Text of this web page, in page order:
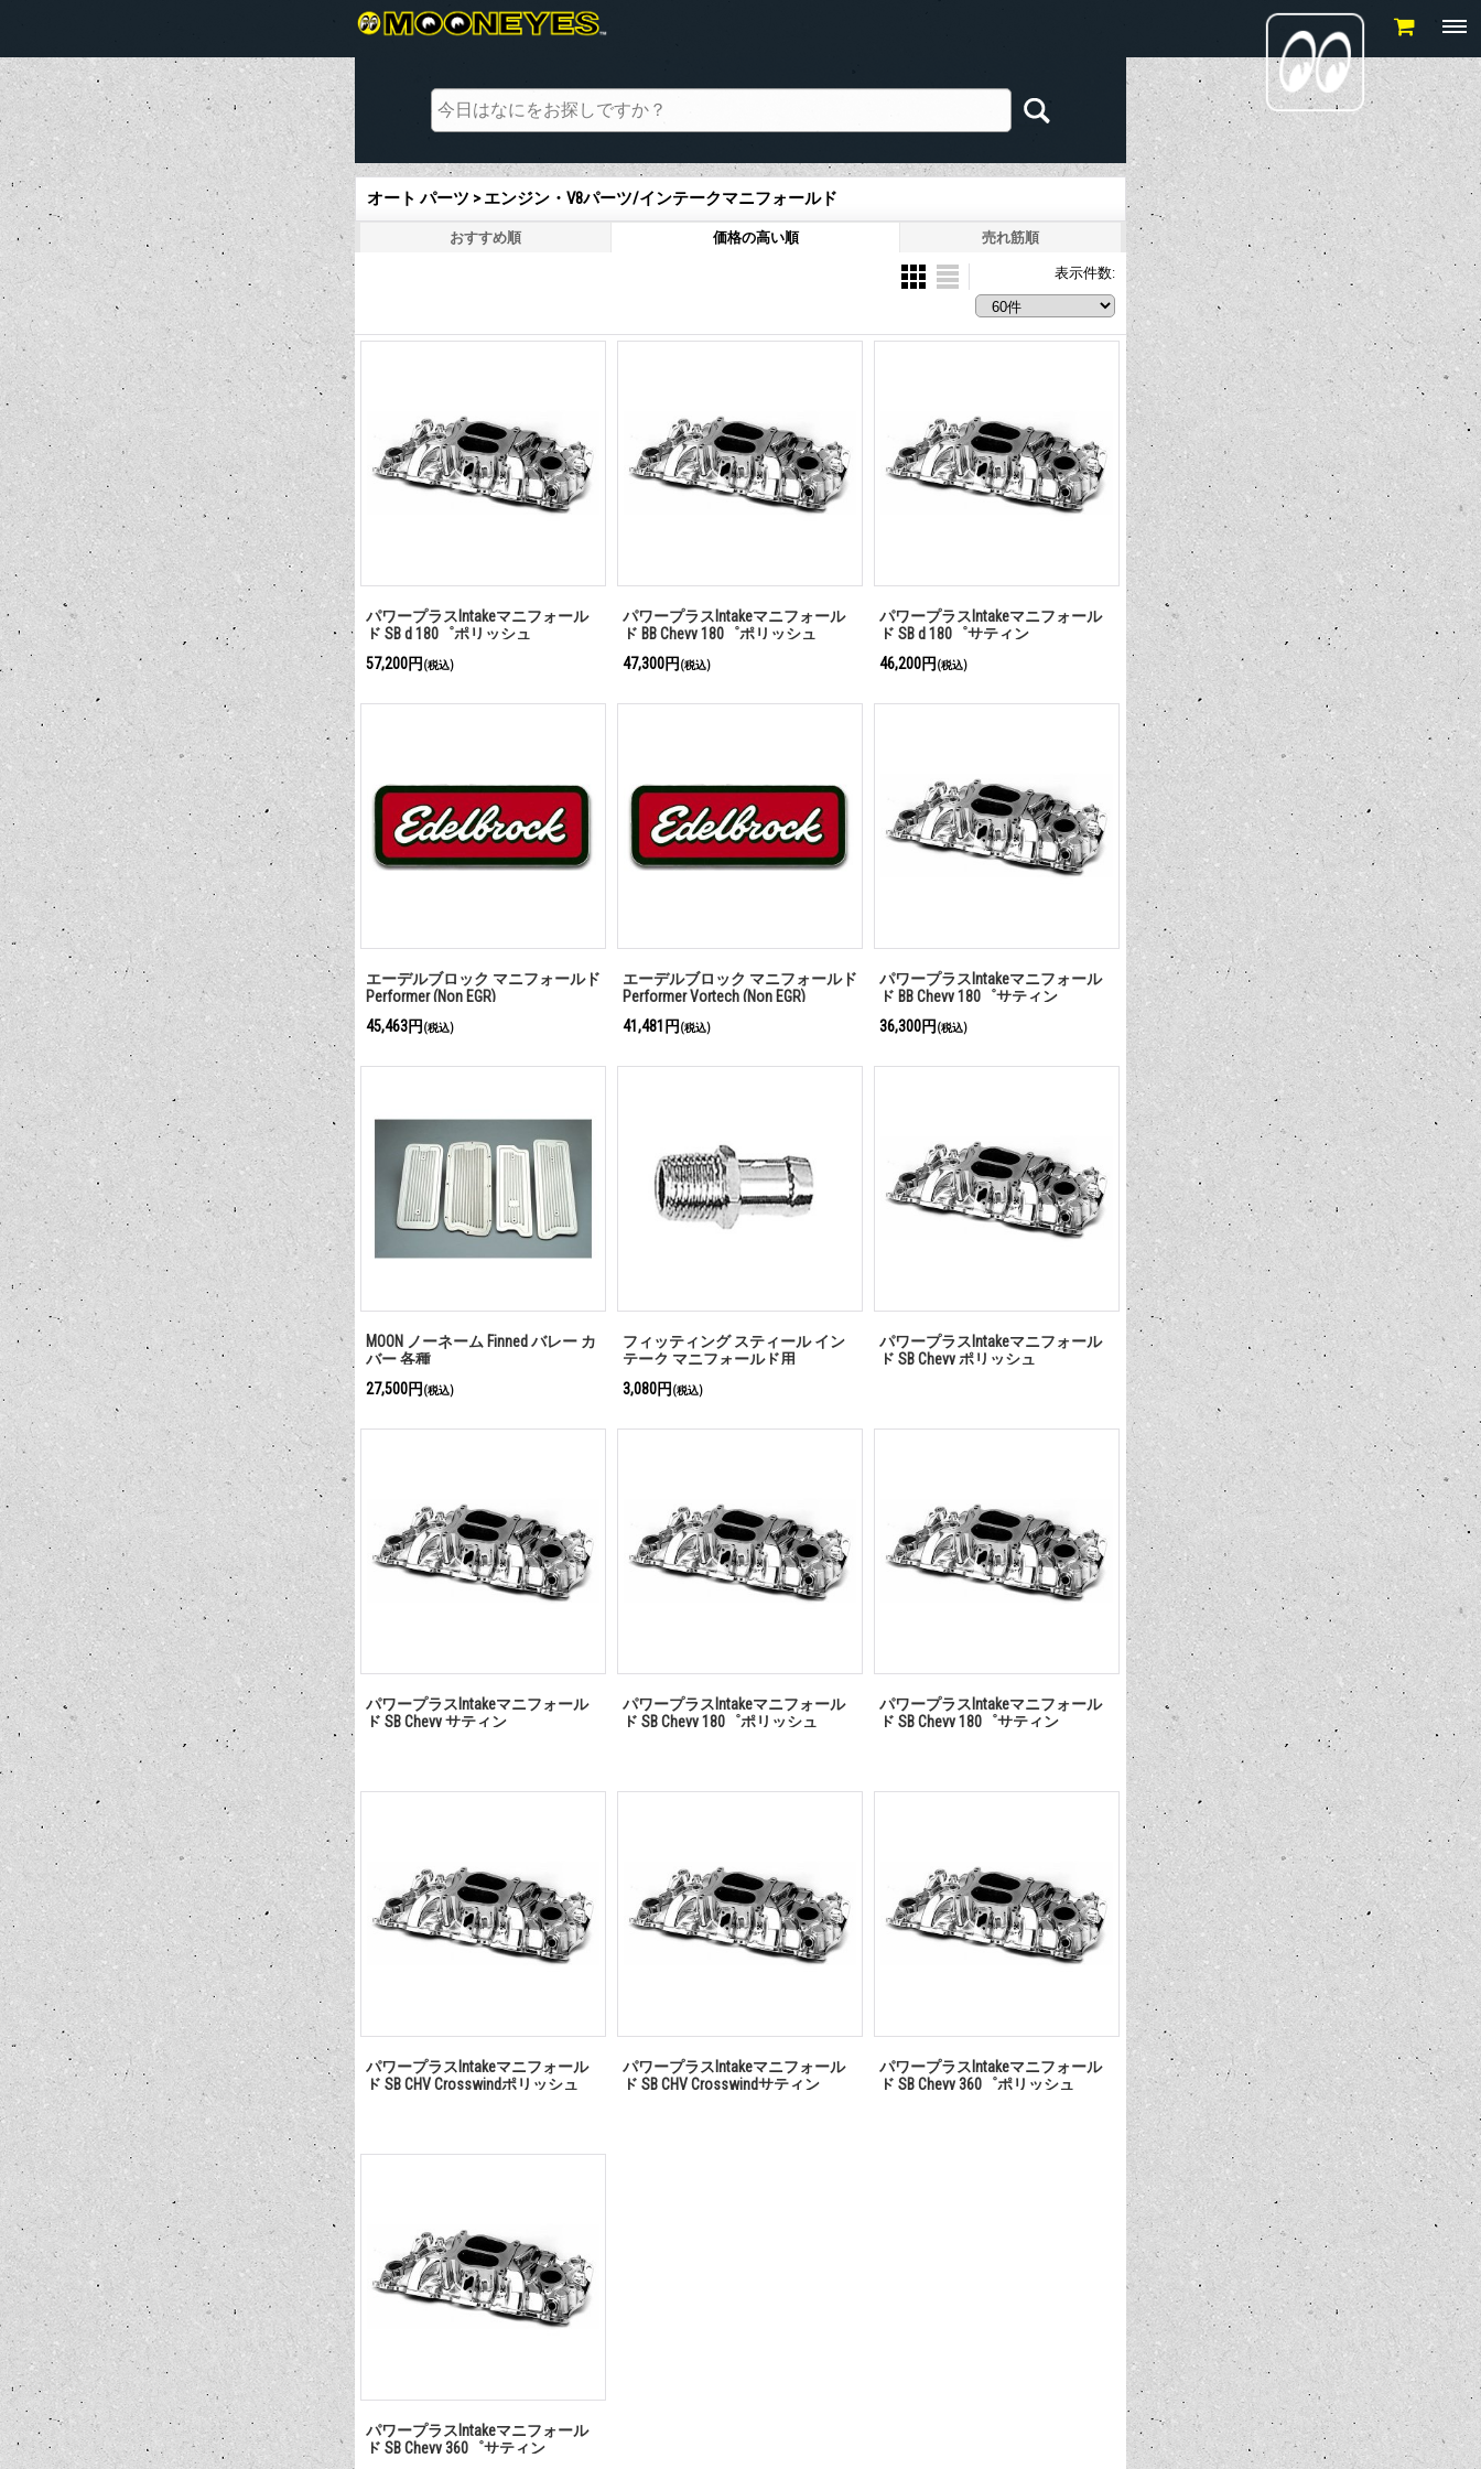
オート パーツ > エンジン・V8パーツ/インテークマニフォールド
おすすめ順 価格の高い順 売れ筋順
表示件数:
パワープラスIntakeマニフォール
ド SB d 180゜ポリッシュ
57,200円 (税込)
パワープラスIntakeマニフォール
ド BB Chevy 180゜ポリッシュ
47,300円 (税込)
パワープラスIntakeマニフォール
ド SB d 180゜サティン
46,200円 (税込)
エーデルブロック マニフォールド
Performer (Non EGR)
45,463円 (税込)
エーデルブロック マニフォールド
Performer Vortech (Non EGR)
41,481円 (税込)
パワープラスIntakeマニフォール
ド BB Chevy 180゜サティン
36,300円 (税込)
MOON ノーネーム Finned バレー カ
バー 各種
27,500円 (税込)
フィッティング スティール イン
テーク マニフォールド用
3,080円 (税込)
パワープラスIntakeマニフォール
ド SB Chevy ポリッシュ
パワープラスIntakeマニフォール
ド SB Chevy サティン
パワープラスIntakeマニフォール
ド SB Chevy 180゜ポリッシュ
パワープラスIntakeマニフォール
ド SB Chevy 180゜サティン
パワープラスIntakeマニフォール
ド SB CHV Crosswindポリッシュ
パワープラスIntakeマニフォール
ド SB CHV Crosswindサティン
パワープラスIntakeマニフォール
ド SB Chevy 360゜ポリッシュ
パワープラスIntakeマニフォール
ド SB Chevy 360゜サティン